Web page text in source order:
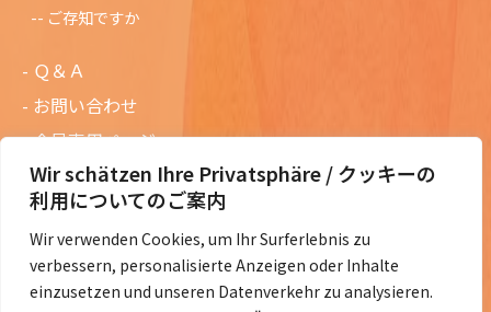
Wir schätzen Ihre Privatsphäre / クッキーの
利用についてのご案内
Wir verwenden Cookies, um Ihr Surferlebnis zu
verbessern, personalisierte Anzeigen oder Inhalte
einzusetzen und unseren Datenverkehr zu analysieren.
ご存知ですか
Ｑ＆Ａ
お問い合わせ
会員専用ページ
ニュースレターバックナンバー
過去の講演資料
総会議事録
定款・会費規定など